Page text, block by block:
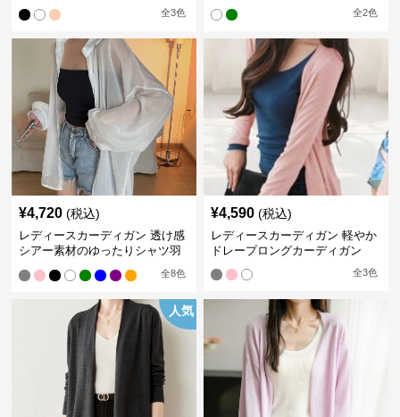
全3色 全2色
¥4,720 (税込)
レディースカーディガン 透け感
シアー素材のゆったりシャツ羽
全8色
¥4,590 (税込)
レディースカーディガン 軽やか
ドレープロングカーディガン
全3色
人気